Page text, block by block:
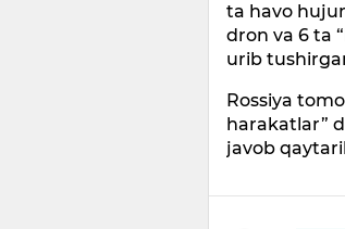
ta havo
dron va 6 ta
urib
Rossiya
harakatlar”
javob